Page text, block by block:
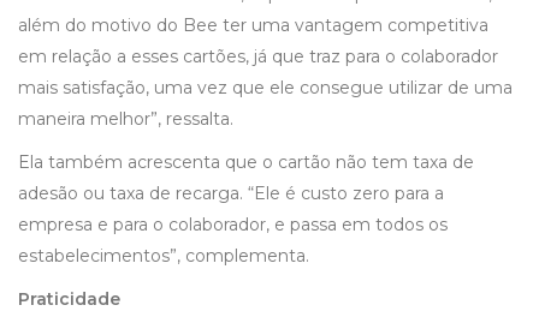
além do motivo do Bee ter uma vantagem competitiva
em relação a esses cartões, já que traz para o colaborador
mais satisfação, uma vez que ele consegue utilizar de uma
maneira melhor”, ressalta.
Ela também acrescenta que o cartão não tem taxa de
adesão ou taxa de recarga. “Ele é custo zero para a
empresa e para o colaborador, e passa em todos os
estabelecimentos”, complementa.
Praticidade